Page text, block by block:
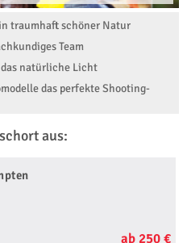
traumhaft schöner Natur
Team
natürliche Licht
das perfekte Shooting-
aus:
ab 250 €